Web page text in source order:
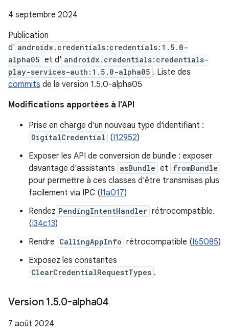
4 septembre 2024
Publication
d' androidx.credentials:credentials:1.5.0-
alpha05 et d' androidx.credentials:credentials-
play-services-auth:1.5.0-alpha05 . Liste des
commits de la version 1.5.0-alpha05
Modifications apportées à l'API
Prise en charge d'un nouveau type d'identifiant :
DigitalCredential (I12952)
Exposer les API de conversion de bundle : exposer
davantage d'assistants asBundle et fromBundle
pour permettre à ces classes d'être transmises plus
facilement via IPC (I1a017)
Rendez PendingIntentHandler rétrocompatible.
(I34c13)
Rendre CallingAppInfo rétrocompatible (I65085)
Exposez les constantes
ClearCredentialRequestTypes .
Version 1.5.0-alpha04
7 août 2024